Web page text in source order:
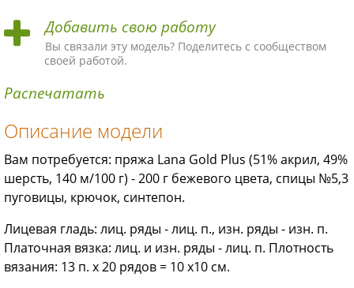
ма
ма ма ма ма!
Добавить свою работу
Вы связали эту модель? Поделитесь с сообществом
своей работой.
Распечатать
Описание модели
Вам потребуется: пряжа Lana Gold Plus (51% акрил, 49%
шерсть, 140 м/100 г) - 200 г бежевого цвета, спицы №5,3
пуговицы, крючок, синтепон.
Лицевая гладь: лиц. ряды - лиц. п., изн. ряды - изн. п.
Платочная вязка: лиц. и изн. ряды - лиц. п. Плотность
вязания: 13 п. х 20 рядов = 10 x10 см.